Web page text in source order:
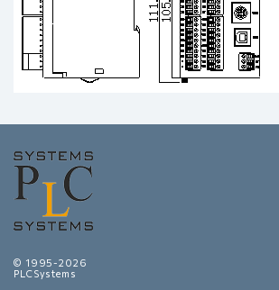
© 1995-2026
PLCSystems